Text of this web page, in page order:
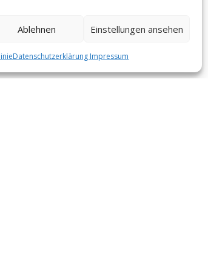
Ablehnen Einstellungen ansehen
Datenschutzerklärung Impressum